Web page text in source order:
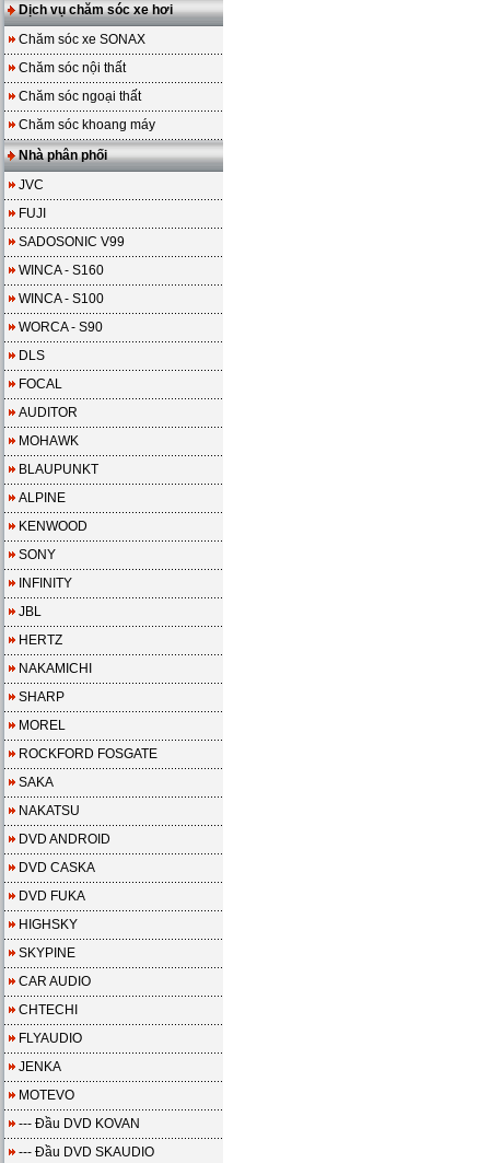
Dịch vụ chăm sóc xe hơi
Chăm sóc xe SONAX
Chăm sóc nội thất
Chăm sóc ngoại thất
Chăm sóc khoang máy
Nhà phân phối
JVC
FUJI
SADOSONIC V99
WINCA - S160
WINCA - S100
WORCA - S90
DLS
FOCAL
AUDITOR
MOHAWK
BLAUPUNKT
ALPINE
KENWOOD
SONY
INFINITY
JBL
HERTZ
NAKAMICHI
SHARP
MOREL
ROCKFORD FOSGATE
SAKA
NAKATSU
DVD ANDROID
DVD CASKA
DVD FUKA
HIGHSKY
SKYPINE
CAR AUDIO
CHTECHI
FLYAUDIO
JENKA
MOTEVO
--- Đầu DVD KOVAN
--- Đầu DVD SKAUDIO